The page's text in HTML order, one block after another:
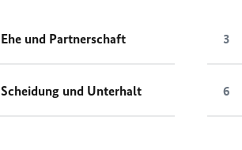
Ehe und Partnerschaft
Scheidung und Unterhalt